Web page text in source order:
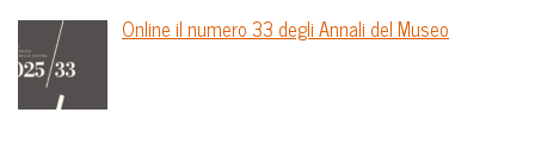
Online il numero 33 degli Annali del Museo